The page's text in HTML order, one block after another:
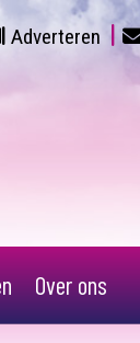
Adverteren
Over ons